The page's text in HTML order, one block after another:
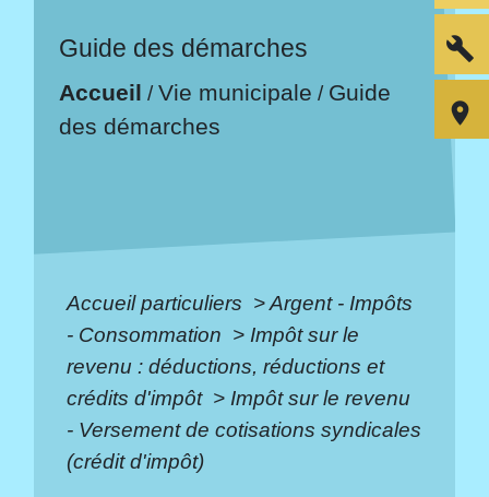
Guide des démarches
Accueil /Vie municipale / Guide
des démarches
Accueil particuliers >Argent - Impôts
- Consommation > Impôt sur le
revenu : déductions, réductions et
crédits d'impôt > Impôt sur le revenu
- Versement de cotisations syndicales
(crédit d'impôt)
build
room